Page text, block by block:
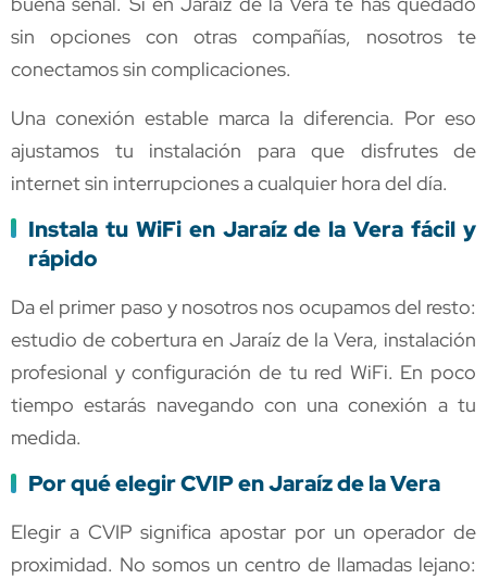
sin opciones con otras compañías, nosotros te
conectamos sin complicaciones.
Una conexión estable marca la diferencia. Por eso
ajustamos tu instalación para que disfrutes de
internet sin interrupciones a cualquier hora del día.
Instala tu WiFi en Jaraíz de la Vera fácil y
rápido
Da el primer paso y nosotros nos ocupamos del resto:
estudio de cobertura en Jaraíz de la Vera, instalación
profesional y configuración de tu red WiFi. En poco
tiempo estarás navegando con una conexión a tu
medida.
Por qué elegir CVIP en Jaraíz de la Vera
Elegir a CVIP significa apostar por un operador de
proximidad. No somos un centro de llamadas lejano: